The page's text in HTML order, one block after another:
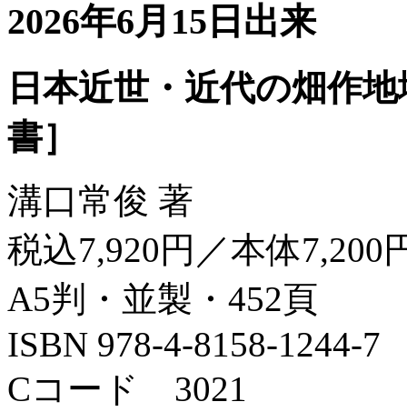
2026年6月15日出来
日本近世・近代の畑作
書］
溝口常俊 著
税込7,920円／本体7,200
A5判・並製・452頁
ISBN 978-4-8158-1244-7
Cコード 3021